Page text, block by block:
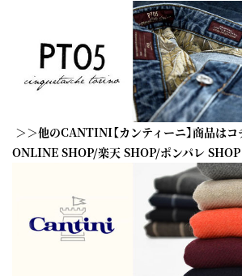
＞＞他のCANTINI【カンティーニ】商品はコ
ONLINE SHOP/楽天 SHOP/ポンパレ SHOP